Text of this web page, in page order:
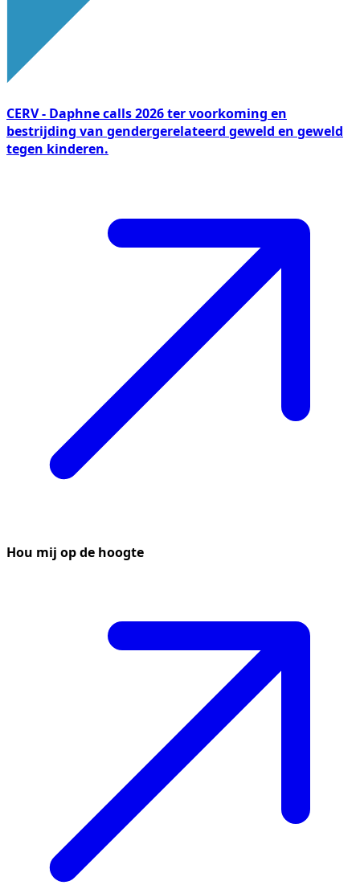
CERV - Daphne calls 2026 ter voorkoming en
bestrijding van gendergerelateerd geweld en geweld
tegen kinderen.
Hou mij op de hoogte